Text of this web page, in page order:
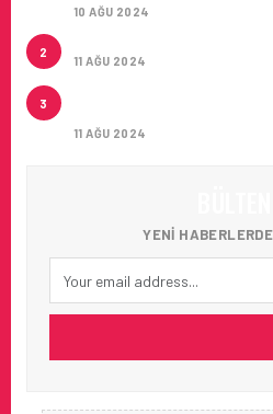
10 AĞU 2024
2
11 AĞU 2024
3
11 AĞU 2024
YENI